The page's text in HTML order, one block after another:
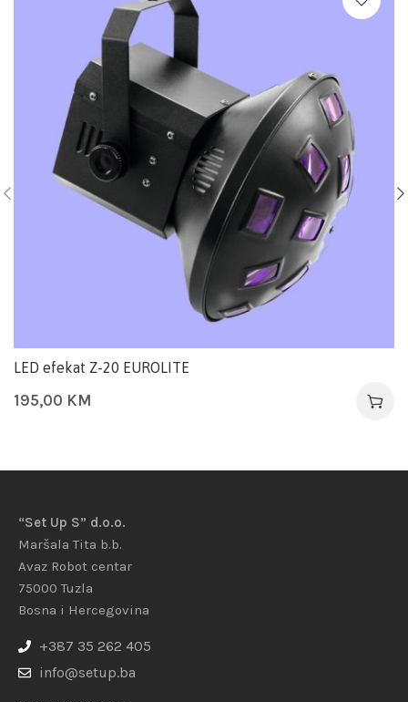
LED efekat Z-20 EUROLITE
195,00 KM
“Set Up S” d.o.o.
Maršala Tita b.b.
Avaz Robot centar
75000 Tuzla
Bosna i Hercegovina
+387 35 262 405
info@setup.ba